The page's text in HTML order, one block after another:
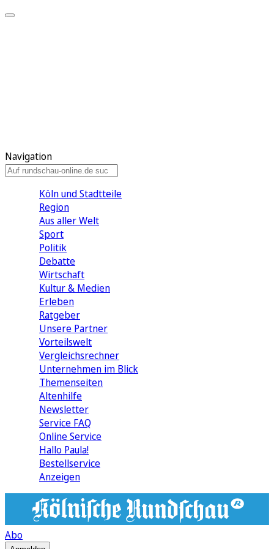
Navigation
Köln und Stadtteile
Region
Aus aller Welt
Sport
Politik
Debatte
Wirtschaft
Kultur & Medien
Erleben
Ratgeber
Unsere Partner
Vorteilswelt
Vergleichsrechner
Unternehmen im Blick
Themenseiten
Altenhilfe
Newsletter
Service FAQ
Online Service
Hallo Paula!
Bestellservice
Anzeigen
Abo